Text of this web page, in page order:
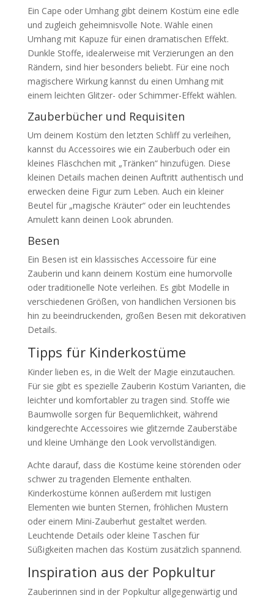
Ein Cape oder Umhang gibt deinem Kostüm eine edle
und zugleich geheimnisvolle Note. Wähle einen
Umhang mit Kapuze für einen dramatischen Effekt.
Dunkle Stoffe, idealerweise mit Verzierungen an den
Rändern, sind hier besonders beliebt. Für eine noch
magischere Wirkung kannst du einen Umhang mit
einem leichten Glitzer- oder Schimmer-Effekt wählen.
Zauberbücher und Requisiten
Um deinem Kostüm den letzten Schliff zu verleihen,
kannst du Accessoires wie ein Zauberbuch oder ein
kleines Fläschchen mit „Tränken“ hinzufügen. Diese
kleinen Details machen deinen Auftritt authentisch und
erwecken deine Figur zum Leben. Auch ein kleiner
Beutel für „magische Kräuter“ oder ein leuchtendes
Amulett kann deinen Look abrunden.
Besen
Ein Besen ist ein klassisches Accessoire für eine
Zauberin und kann deinem Kostüm eine humorvolle
oder traditionelle Note verleihen. Es gibt Modelle in
verschiedenen Größen, von handlichen Versionen bis
hin zu beeindruckenden, großen Besen mit dekorativen
Details.
Tipps für Kinderkostüme
Kinder lieben es, in die Welt der Magie einzutauchen.
Für sie gibt es spezielle Zauberin Kostüm Varianten, die
leichter und komfortabler zu tragen sind. Stoffe wie
Baumwolle sorgen für Bequemlichkeit, während
kindgerechte Accessoires wie glitzernde Zauberstäbe
und kleine Umhänge den Look vervollständigen.
Achte darauf, dass die Kostüme keine störenden oder
schwer zu tragenden Elemente enthalten.
Kinderkostüme können außerdem mit lustigen
Elementen wie bunten Sternen, fröhlichen Mustern
oder einem Mini-Zauberhut gestaltet werden.
Leuchtende Details oder kleine Taschen für
Süßigkeiten machen das Kostüm zusätzlich spannend.
Inspiration aus der Popkultur
Zauberinnen sind in der Popkultur allgegenwärtig und